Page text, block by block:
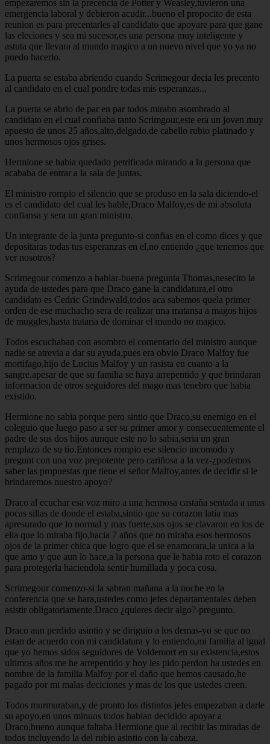
empezaremos sin la precencia de Potter y Weasley,tuvieron una
emergencia laboral y debieron acudir...bueno el propocito de esta
reunion es para precentarles al candidato que apoyare para que gane
las eleciones y sea mi sucesor,es una persona muy inteligente y
astuta que llevara al mundo magico a un nuevo nivel que yo ya no
puedo hacerlo.
La puerta se estaba abriendo cuando Scrimegour decia les precento
al candidato en el cual pondre todas mis esperanzas...
La puerta se abrio de par en par todos mirabn asombrado al
candidato en el cual confiaba tanto Scrimgour,este era un joven muy
apuesto de unos 25 años,alto,delgado,de cabello rubio platinado y
unos hermosos ojos grises.
Hermione se habia quedado petrificada mirando a la persona que
acababa de entrar a la sala de juntas.
El ministro rompio el silencio que se produso en la sala diciendo-el
es el candidato del cual les hable,Draco Malfoy,es de mi absoluta
confiansa y sera un gran ministro.
Un integrante de la junta pregunto-si confias en el como dices y que
depositaras todas tus esperanzas en el,no entiendo ¿que tenemos que
ver nosotros?
Scrimegour comenzo a hablar-buena pregunta Thomas,nesecito la
ayuda de ustedes para que Draco gane la candidatura,el otro
candidato es Cedric Grindewald,todos aca sabemos quela primer
orden de ese muchacho sera de realizar una matansa a magos hijos
de muggles,hasta trataria de dominar el mundo no magico.
Todos escuchaban con asombro el comentario del ministro aunque
nadie se atrevia a dar su ayuda,pues era obvio Draco Malfoy fue
mortifago,hijo de Lucius Malfoy y un rasista en cuanto a la
sangre.apesar de que su familia se haya arrepentido y que brindaran
informacion de otros seguidores del mago mas tenebro que habia
existido.
Hermione no sabia porque pero sintio que Draco,su enemigo en el
coleguio que luego paso a ser su primer amor y consecuentemente el
padre de sus dos hijos aunque este no lo sabia,seria un gran
remplazo de su tio.Entonces rompio ese silencio incomodo y
pregunt con una voz prepotente pero cariñosa a la vez-¿podemos
saber las propuestas que tiene el señor Malfoy,antes de decidir si le
brindaremos nuestro apoyo?
Draco al ecuchar esa voz miro a una hermosa castaña sentada a unas
pocas sillas de donde el estaba,sintio que su corazon latia mas
apresurado que lo normal y mas fuerte,sus ojos se clavaron en los de
ella que lo miraba fijo,hacia 7 años que no miraba esos hermosos
ojos de la primer chica que logro que el se enamorara,la unica a la
que amo y que aun lo hace,a la persona que le habia roto el corazon
para protegerla haciendola sentir humillada y poca cosa.
Scrimegour comenzo-si la sabran mañana a la noche en la
conferencia que se hara,ustedes como jefes departamentales deben
asistir obligatoriamente.Draco ¿quieres decir algo?-pregunto.
Draco aun perdido asintio y se diriguio a los demas-yo se que no
estan de acuerdo con mi candidatura y lo entiendo,mi familia al igual
que yo hemos sidos seguidores de Voldemort en su existencia,estos
ultimos años me he arrepentido y hoy les pido perdon ha ustedes en
nombre de la familia Malfoy por el daño que hemos causado,he
pagado por mi malas deciciones y mas de los que ustedes creen.
Todos murmuraban,y de pronto los distintos jefes empezaban a darle
su apoyo,en unos minuos todos habian decidido apoyar a
Draco,bueno aunque faltaba Hermione que al recibir las miradas de
todos incluyendo la del rubio asintio con la cabeza.